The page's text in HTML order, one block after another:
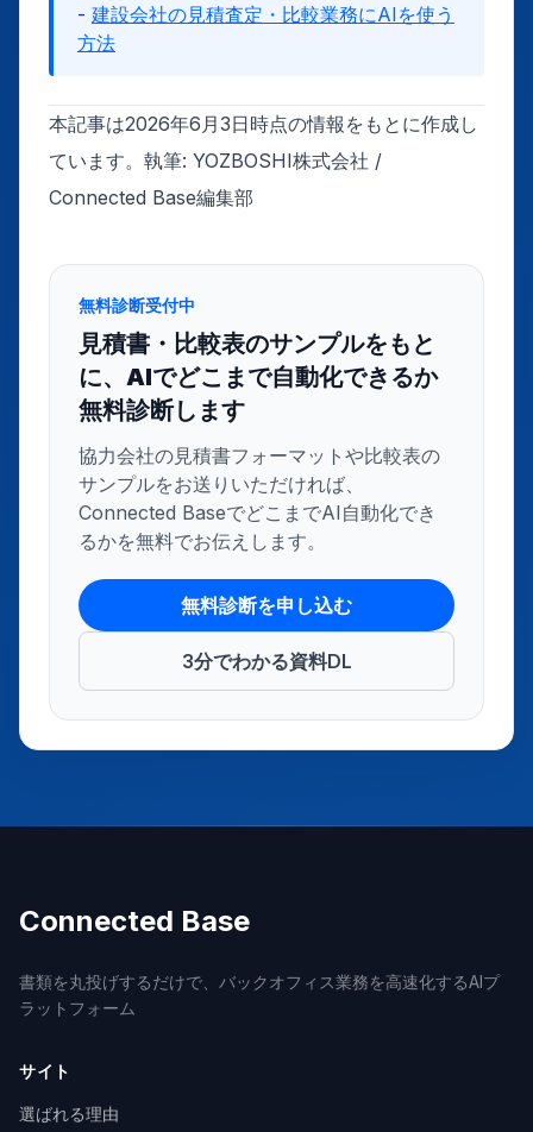
- 建設会社の見積査定・比較業務にAIを使う
方法
本記事は2026年6月3日時点の情報をもとに作成し
ています。執筆: YOZBOSHI株式会社 /
Connected Base編集部
無料診断受付中
見積書・比較表のサンプルをもと
に、AIでどこまで自動化できるか
無料診断します
協力会社の見積書フォーマットや比較表の
サンプルをお送りいただければ、
Connected BaseでどこまでAI自動化でき
るかを無料でお伝えします。
無料診断を申し込む
3分でわかる資料DL
Connected Base
書類を丸投げするだけで、バックオフィス業務を高速化するAIプ
ラットフォーム
サイト
選ばれる理由